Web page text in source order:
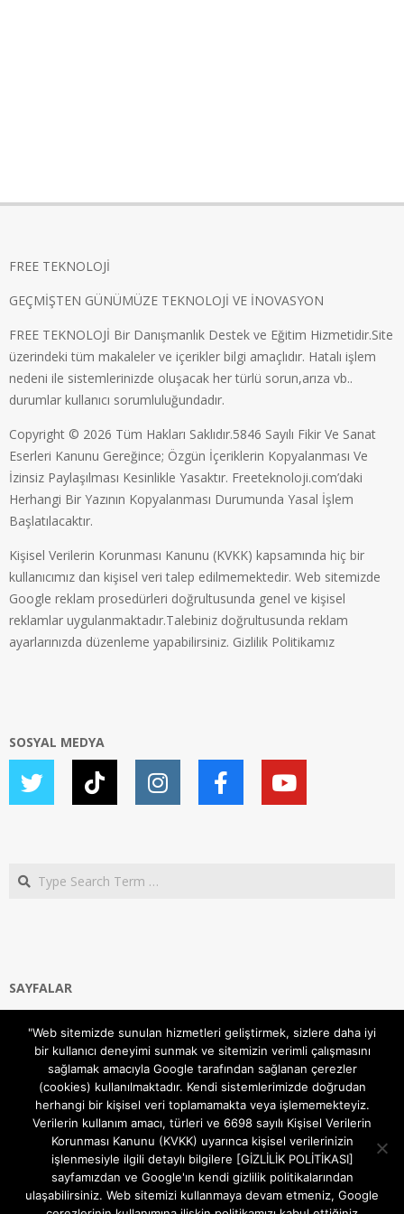
FREE TEKNOLOJİ
GEÇMİŞTEN GÜNÜMÜZE TEKNOLOJİ VE İNOVASYON
FREE TEKNOLOJİ Bir Danışmanlık Destek ve Eğitim Hizmetidir.Site
üzerindeki tüm makaleler ve içerikler bilgi amaçlıdır. Hatalı işlem
nedeni ile sistemlerinizde oluşacak her türlü sorun,arıza vb..
durumlar kullanıcı sorumluluğundadır.
Copyright © 2026 Tüm Hakları Saklıdır.5846 Sayılı Fikir Ve Sanat
Eserleri Kanunu Gereğince; Özgün İçeriklerin Kopyalanması Ve
İzinsiz Paylaşılması Kesinlikle Yasaktır. Freeteknoloji.com’daki
Herhangi Bir Yazının Kopyalanması Durumunda Yasal İşlem
Başlatılacaktır.
Kişisel Verilerin Korunması Kanunu (KVKK) kapsamında hiç bir
kullanıcımız dan kişisel veri talep edilmemektedir. Web sitemizde
Google reklam prosedürleri doğrultusunda genel ve kişisel
reklamlar uygulanmaktadır.Talebiniz doğrultusunda reklam
ayarlarınızda düzenleme yapabilirsiniz. Gizlilik Politikamız
SOSYAL MEDYA
Search
SAYFALAR
Gizlilik ve Çerezler (Cookies) Politikası
Hakkımızda
İletişim Kanalları
MODEM KURULUM
TEKNİK DESTEK
TELEVİZYON SİSTEMLERİ
"Web sitemizde sunulan hizmetleri geliştirmek, sizlere daha iyi
bir kullanıcı deneyimi sunmak ve sitemizin verimli çalışmasını
sağlamak amacıyla Google tarafından sağlanan çerezler
(cookies) kullanılmaktadır. Kendi sistemlerimizde doğrudan
herhangi bir kişisel veri toplamamakta veya işlememekteyiz.
Verilerin kullanım amacı, türleri ve 6698 sayılı Kişisel Verilerin
Korunması Kanunu (KVKK) uyarınca kişisel verilerinizin
işlenmesiyle ilgili detaylı bilgilere [GİZLİLİK POLİTİKASI]
sayfamızdan ve Google'ın kendi gizlilik politikalarından
ulaşabilirsiniz. Web sitemizi kullanmaya devam etmeniz, Google